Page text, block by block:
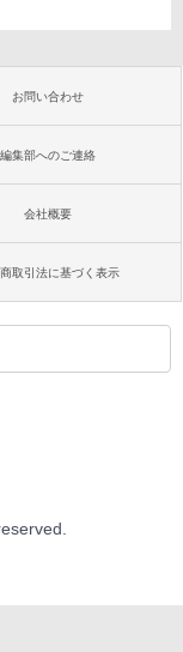
お問い合わせ
編集部へのご連絡
会社概要
取引法に基づく表示